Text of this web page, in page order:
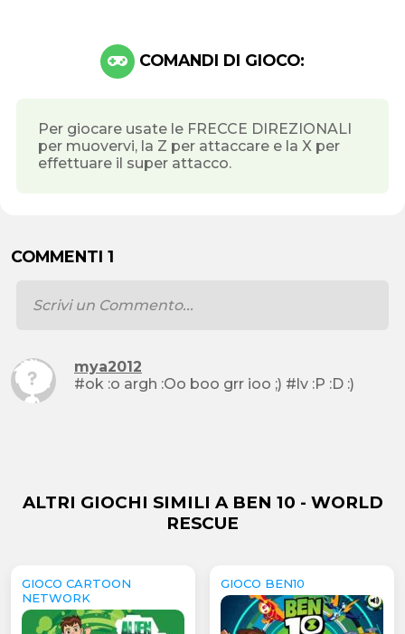
COMANDI DI GIOCO:
Per giocare usate le FRECCE DIREZIONALI
per muovervi, la Z per attaccare e la X per
effettuare il super attacco.
COMMENTI 1
mya2012
#ok :o argh :Oo boo grr ioo ;) #lv :P :D :)
ALTRI GIOCHI SIMILI A BEN 10 - WORLD
RESCUE
GIOCO CARTOON
NETWORK
GIOCO BEN10